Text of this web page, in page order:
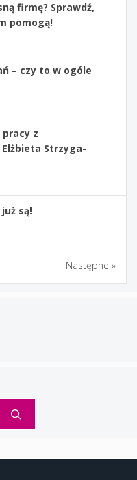
firmę? Sprawdź,
pomogą!
– czy to w ogóle
z
Strzyga-
są!
Następne »